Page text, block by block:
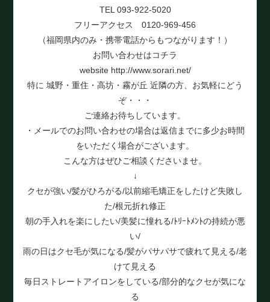
TEL 093-922-5020
フリーアクセス 0120-969-456
（福岡県内のみ・携帯電話からもつながります！）
お問い合わせはコチラ
website http://www.sorari.net/
特に 城野・重住・高坊・霧が丘 近隣の方、お気軽にどう
ぞ・・・
ご連絡お待ちしています。
・メールでのお問い合わせの場合は返信までに多少お時間
をいただく場合がございます。
こんな方はぜひご相談くださいませ。
↓
クセが強い/髪がひろがる/以前縮毛矯正をしたけど失敗し
た/根元折れ修正
朝の手入れを楽にしたい/美髪に憧れる/ﾄﾘｰﾄﾒﾝﾄの持続が悪
い/
雨の日はクセ毛が気になる/髪がパサパサで疲れて見える/老
けて見える
毎日ストレートアイロンをしている/部分的なクセが気にな
る